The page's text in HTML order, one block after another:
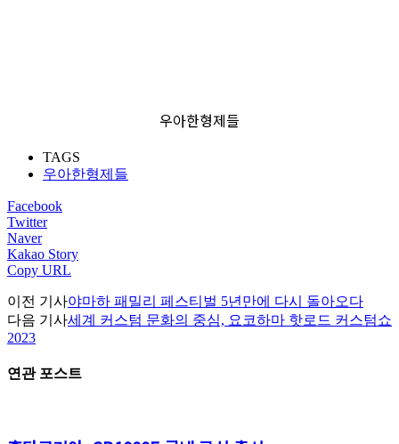
우아한형제들
TAGS
우아한형제들
Facebook
Twitter
Naver
Kakao Story
Copy URL
이전 기사야마하 패밀리 페스티벌 5년만에 다시 돌아오다
다음 기사세계 커스텀 문화의 중심, 요코하마 핫로드 커스텀쇼
2023
연관 포스트